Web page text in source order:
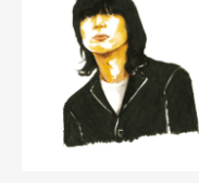
Art&Design